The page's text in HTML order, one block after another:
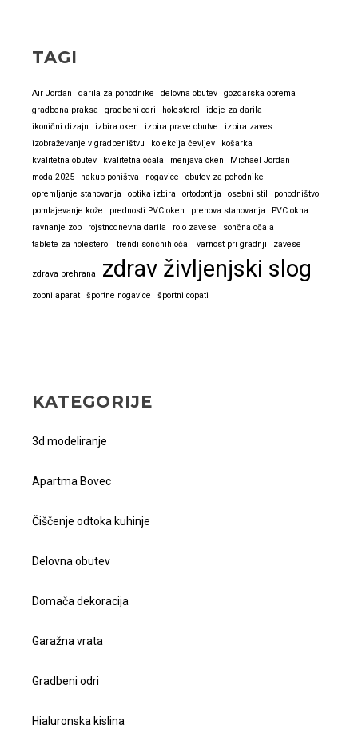
TAGI
Air Jordan darila za pohodnike delovna obutev
gozdarska oprema
gradbena praksa
gradbeni odri holesterol
ideje za darila
ikonični dizajn
izbira oken izbira prave obutve
izbira zaves
izobraževanje v gradbeništvu
kolekcija čevljev
košarka
kvalitetna obutev
kvalitetna očala menjava oken
Michael Jordan
moda 2025
nakup pohištva nogavice
obutev za pohodnike
opremljanje stanovanja
optika izbira ortodontija osebni stil
pohodništvo
pomlajevanje kože
prednosti PVC oken prenova stanovanja
PVC okna
ravnanje zob
rojstnodnevna darila rolo zavese
sončna očala
tablete za holesterol
trendi sončnih očal varnost pri gradnji zavese
zdrava prehrana zdrav življenjski slog
zobni aparat športne nogavice športni copati
KATEGORIJE
3d modeliranje
Apartma Bovec
Čiščenje odtoka kuhinje
Delovna obutev
Domača dekoracija
Garažna vrata
Gradbeni odri
Hialuronska kislina